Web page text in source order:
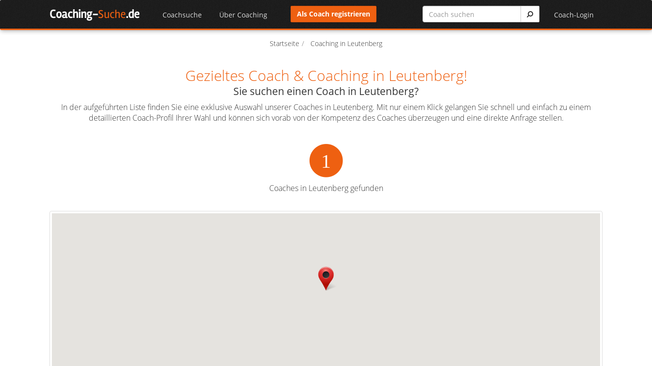
Skip
Coaching-Suche.de Coachsuche Über Coaching Coach-Login
Als Coach registrieren
Startseite Coaching in Leutenberg
Gezieltes Coach & Coaching in Leutenberg!
Sie suchen einen Coach in Leutenberg?
In der aufgeführten Liste finden Sie eine exklusive Auswahl unserer Coaches in Leutenberg. Mit nur einem Klick gelangen Sie schnell und einfach zu einem
detaillierten Coach-Profil Ihrer Wahl und können sich vorab von der Kompetenz des Coaches überzeugen und eine direkte Anfrage stellen.
1
Coaches in Leutenberg gefunden